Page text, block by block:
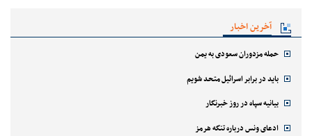
آخرین اخبار
حمله مزدوران سعودی به یمن
باید در برابر اسرائیل متحد شویم
بیانیه سپاه در روز خبرنگار
ادعای ونس درباره تنگه هرمز